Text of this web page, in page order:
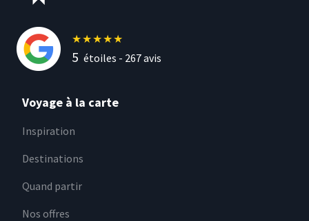
★★★★★
5 étoiles - 267avis
Voyage à la carte
Inspiration
Destinations
Quand partir
Nos offres